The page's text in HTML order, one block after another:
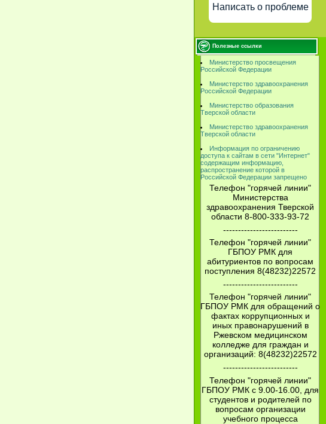
Написать о проблеме
Полезные ссылки
Министерство просвещения
Российской Федерации
Министерство здравоохранения
Российской Федерации
Министерство образования
Тверской области
Министерство здравоохранения
Тверской области
Информация по ограничению
доступа к сайтам в сети "Интернет"
содержащим информацию,
распространение которой в
Российской Федерации запрещено
Телефон "горячей линии"
Министерства
здравоохранения Тверской
области 8-800-333-93-72
-------------------------
Телефон "горячей линии"
ГБПОУ РМК для
абитуриентов по вопросам
поступления 8(48232)22572
-------------------------
Телефон "горячей линии"
ГБПОУ РМК для обращений о
фактах коррупционных и
иных правонарушений в
Ржевском медицинском
колледже для граждан и
организаций: 8(48232)22572
-------------------------
Телефон "горячей линии"
ГБПОУ РМК с 9.00-16.00, для
студентов и родителей по
вопросам организации
учебного процесса